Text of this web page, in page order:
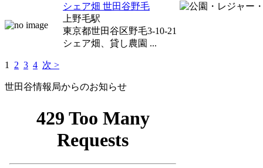
シェア畑 世田谷野毛
上野毛駅
東京都世田谷区野毛3-10-21
シェア畑、貸し農園 ...
1 2 3 4 次 >
世田谷情報局からのお知らせ